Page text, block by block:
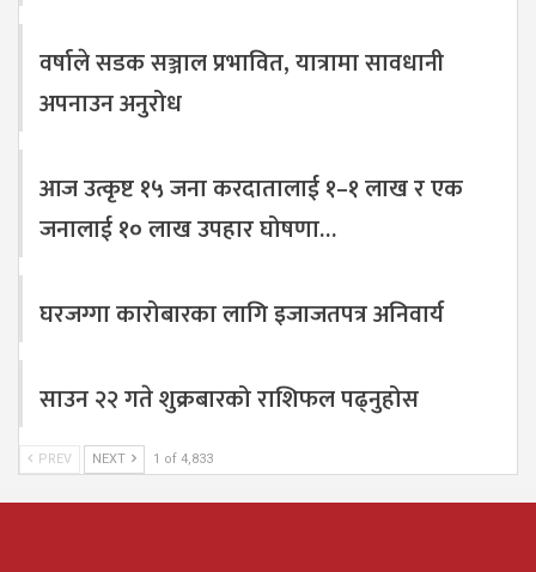
वर्षाले सडक सञ्जाल प्रभावित, यात्रामा सावधानी
अपनाउन अनुरोध
आज उत्कृष्ट १५ जना करदातालाई १–१ लाख र एक
जनालाई १० लाख उपहार घोषणा…
घरजग्गा कारोबारका लागि इजाजतपत्र अनिवार्य
साउन २२ गते शुक्रबारको राशिफल पढ्नुहोस
PREV NEXT 1 of 4,833